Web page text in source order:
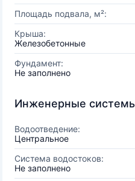
Площадь подвала, м²:
Крыша:
Железобетонные
Фундамент:
Не заполнено
Инженерные
Водоотведение:
Центральное
Система водостоков:
Не заполнено